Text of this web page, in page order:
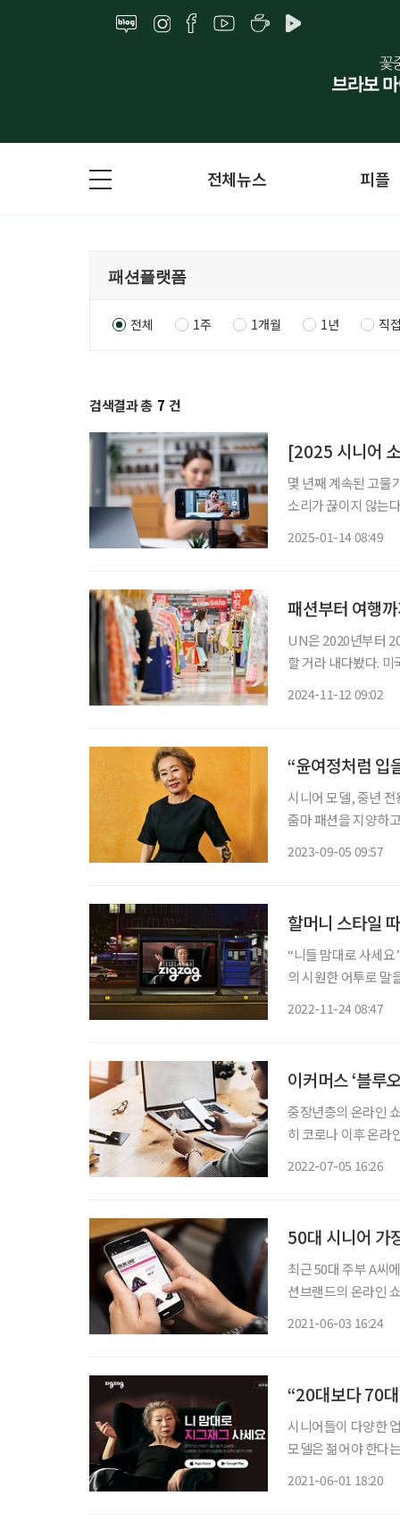
전체뉴스 피플
전체 1주 1개월 1년 직
검색결과 총 7 건
[2025 시니어
몇 년째 계속된 고물
소리가 끊이지 않는
2025-01-14 08:49
패션부터 여행
UN은 2020년부터
할 거라 내다봤다.
2024-11-12 09:02
“윤여정처럼 입
시니어 모델, 중년 전용
줌마 패션을 지양하
2023-09-05 09:57
할머니 스타일
“니들 맘대로 사세요” 2030 여성 패션 플랫폼 ‘지그재그’ 광고에 등장한 배우 윤여정
의 시원한 어투로 말
2022-11-24 08:47
이커머스 ‘블루
중장년층의 온라인
히 코로나 이후 온라
2022-07-05 16:26
최근 50대 주부 A씨
션브랜드의 온라인
2021-06-03 16:24
“20대보다 70
시니어들이 다양한
모델은 젊어야 한다
2021-06-01 18:20